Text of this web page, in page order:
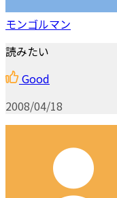
モンゴルマン
読みたい
Good
2008/04/18